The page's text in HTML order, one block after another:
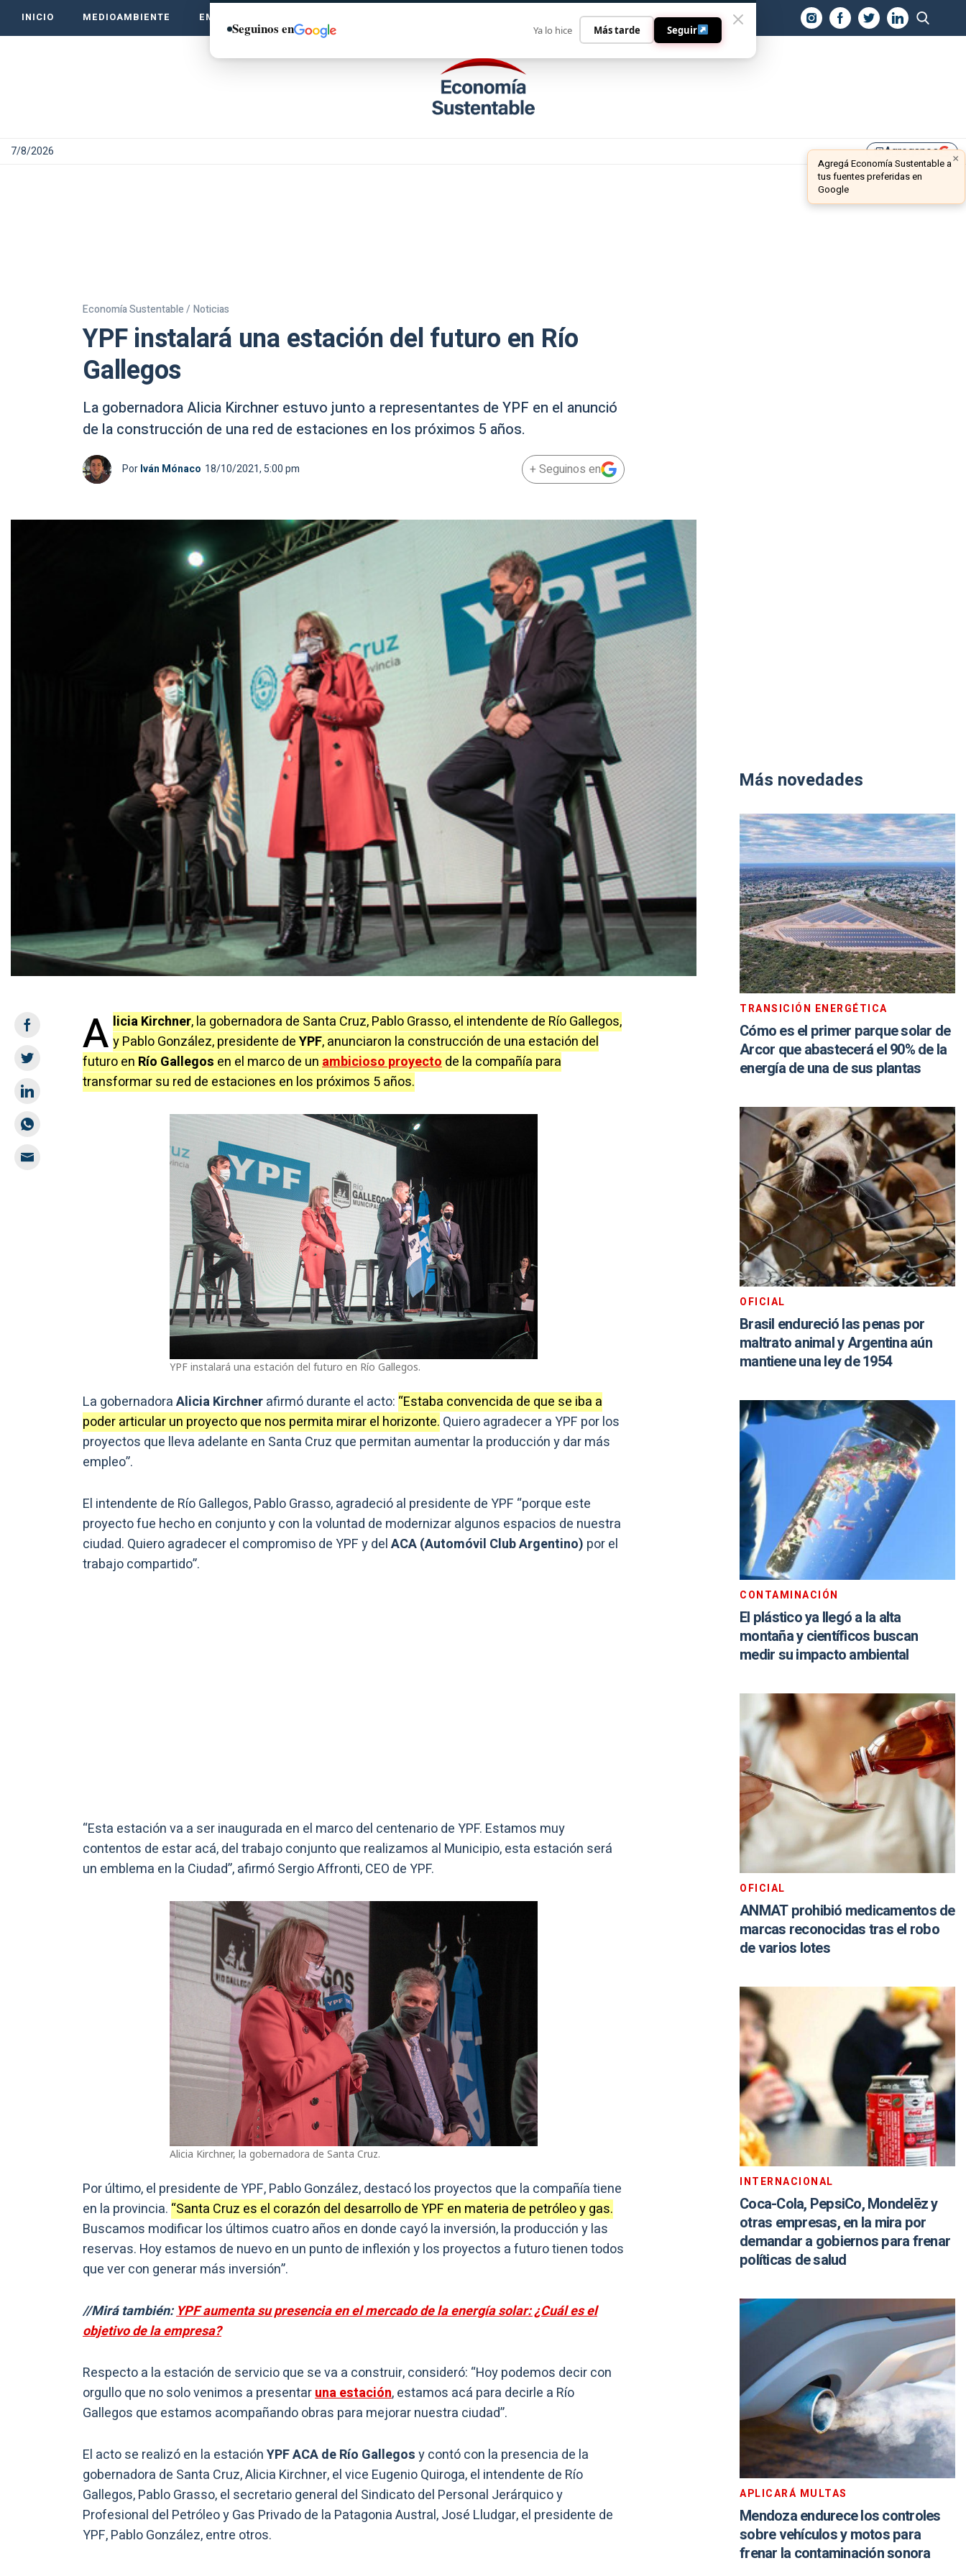
INICIO MEDIOAMBIENTE EMPRENDE VERDE CONTACTO
7/8/2026 library_addAgreganos ×
Agregá Economía Sustentable a
tus fuentes preferidas en
Google
Economía Sustentable / Noticias
YPF instalará una estación del futuro en Río
Gallegos
La gobernadora Alicia Kirchner estuvo junto a representantes de YPF en el anunció
de la construcción de una red de estaciones en los próximos 5 años.
PorIván Mónaco 18/10/2021, 5:00 pm + Seguinos en
A licia Kirchner, la gobernadora de Santa Cruz, Pablo Grasso, el intendente de Río Gallegos,
y Pablo González, presidente deYPF, anunciaron la construcción de una estación del
futuro en Río Gallegos en el marco de unambicioso proyectode la compañía para
transformar su red de estaciones en los próximos 5 años.
YPF instalará una estación del futuro en Río Gallegos.
La gobernadoraAlicia Kirchnerafirmó durante el acto: “Estaba convencida de que se iba a
poder articular un proyecto que nos permita mirar el horizonte. Quiero agradecer a YPF por los
proyectos que lleva adelante en Santa Cruz que permitan aumentar la producción y dar más
empleo”.
El intendente de Río Gallegos, Pablo Grasso, agradeció al presidente de YPF “porque este
proyecto fue hecho en conjunto y con la voluntad de modernizar algunos espacios de nuestra
ciudad. Quiero agradecer el compromiso de YPF y delACA (Automóvil Club Argentino) por el
trabajo compartido”.
“Esta estación va a ser inaugurada en el marco del centenario de YPF. Estamos muy
contentos de estar acá, del trabajo conjunto que realizamos al Municipio, esta estación será
un emblema en la Ciudad”, afirmó Sergio Affronti, CEO de YPF.
Alicia Kirchner, la gobernadora de Santa Cruz.
Por último, el presidente de YPF, Pablo González, destacó los proyectos que la compañía tiene
en la provincia. “Santa Cruz es el corazón del desarrollo de YPF en materia de petróleo y gas.
Buscamos modificar los últimos cuatro años en donde cayó la inversión, la producción y las
reservas. Hoy estamos de nuevo en un punto de inflexión y los proyectos a futuro tienen todos
que ver con generar más inversión”.
//Mirá también:YPF aumenta su presencia en el mercado de la energía solar: ¿Cuál es el
objetivo de la empresa?
Respecto a la estación de servicio que se va a construir, consideró: “Hoy podemos decir con
orgullo que no solo venimos a presentaruna estación, estamos acá para decirle a Río
Gallegos que estamos acompañando obras para mejorar nuestra ciudad”.
El acto se realizó en la estaciónYPF ACA de Río Gallegosy contó con la presencia de la
gobernadora de Santa Cruz, Alicia Kirchner, el vice Eugenio Quiroga, el intendente de Río
Gallegos, Pablo Grasso, el secretario general del Sindicato del Personal Jerárquico y
Profesional del Petróleo y Gas Privado de la Patagonia Austral, José Lludgar, el presidente de
YPF, Pablo González, entre otros.
Más novedades
TRANSICIÓN ENERGÉTICA
Cómo es el primer parque solar de
Arcor que abastecerá el 90% de la
energía de una de sus plantas
OFICIAL
Brasil endureció las penas por
maltrato animal y Argentina aún
mantiene una ley de 1954
CONTAMINACIÓN
El plástico ya llegó a la alta
montaña y científicos buscan
medir su impacto ambiental
OFICIAL
ANMAT prohibió medicamentos de
marcas reconocidas tras el robo
de varios lotes
INTERNACIONAL
Coca-Cola, PepsiCo, Mondelēz y
otras empresas, en la mira por
demandar a gobiernos para frenar
políticas de salud
APLICARÁ MULTAS
Mendoza endurece los controles
sobre vehículos y motos para
frenar la contaminación sonora
Seguinos en Ya lo hice Más tarde Seguir